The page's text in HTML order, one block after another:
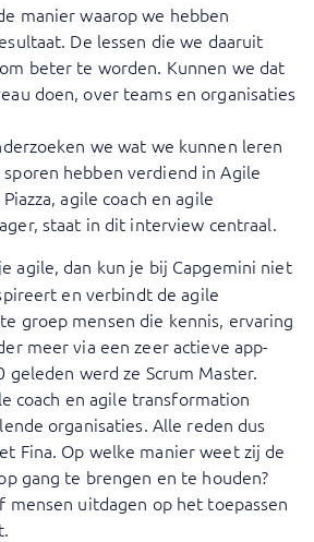
manier waarop we hebben
De lessen die we daaruit
beter te worden. Kunnen we dat
doen, over teams en organisaties
we wat we kunnen leren
hebben verdiend in Agile
agile coach en agile
staat in dit interview centraal.
agile, dan kun je bij Capgemini niet
en verbindt de agile
groep mensen die kennis, ervaring
meer via een zeer actieve app-
geleden werd ze Scrum Master.
coach en agile transformation
organisaties. Alle reden dus
Fina. Op welke manier weet zij de
gang te brengen en te houden?
mensen uitdagen op het toepassen